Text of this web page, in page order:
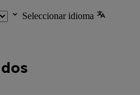
Seleccionar idioma